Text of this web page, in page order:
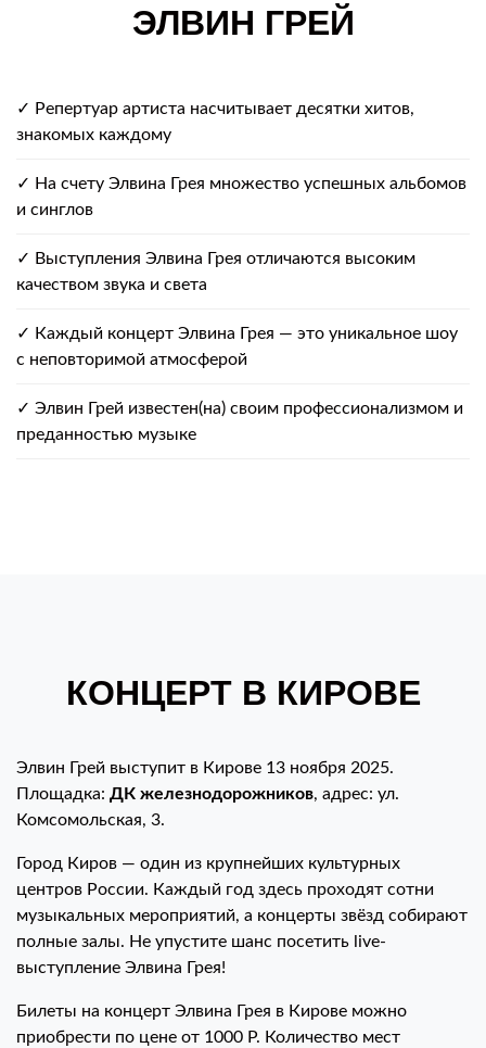
ЭЛВИН ГРЕЙ
✓ Репертуар артиста насчитывает десятки хитов,
знакомых каждому
✓ На счету Элвина Грея множество успешных альбомов
и синглов
✓ Выступления Элвина Грея отличаются высоким
качеством звука и света
✓ Каждый концерт Элвина Грея — это уникальное шоу
с неповторимой атмосферой
✓ Элвин Грей известен(на) своим профессионализмом и
преданностью музыке
КОНЦЕРТ В КИРОВЕ
Элвин Грей выступит в Кирове 13 ноября 2025.
Площадка: ДК железнодорожников, адрес: ул.
Комсомольская, 3.
Город Киров — один из крупнейших культурных
центров России. Каждый год здесь проходят сотни
музыкальных мероприятий, а концерты звёзд собирают
полные залы. Не упустите шанс посетить live-
выступление Элвина Грея!
Билеты на концерт Элвина Грея в Кирове можно
приобрести по цене от 1000 Р. Количество мест